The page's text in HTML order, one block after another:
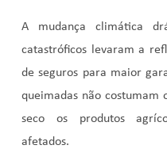
A mudança climática
catastróficos levaram a
de seguros para maior
queimadas não
seco os produtos
afetados.